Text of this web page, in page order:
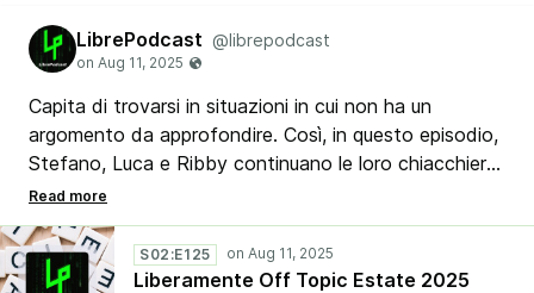
LibrePodcast @librepodcast
Capita di trovarsi in situazioni in cui non ha un
argomento da approfondire. Così, in questo episodio,
Stefano, Luca e Ribby continuano le loro chiacchiere
spensierate su una miriade di argomenti, alcuni più
digitali e altri meno, ma sempre con un'atmosfera di
libertà. È proprio il tipo di puntata ideale per godersi
l'estate e rilassarsi un po'.
S02:E125
Liberamente Off Topic Estate 2025